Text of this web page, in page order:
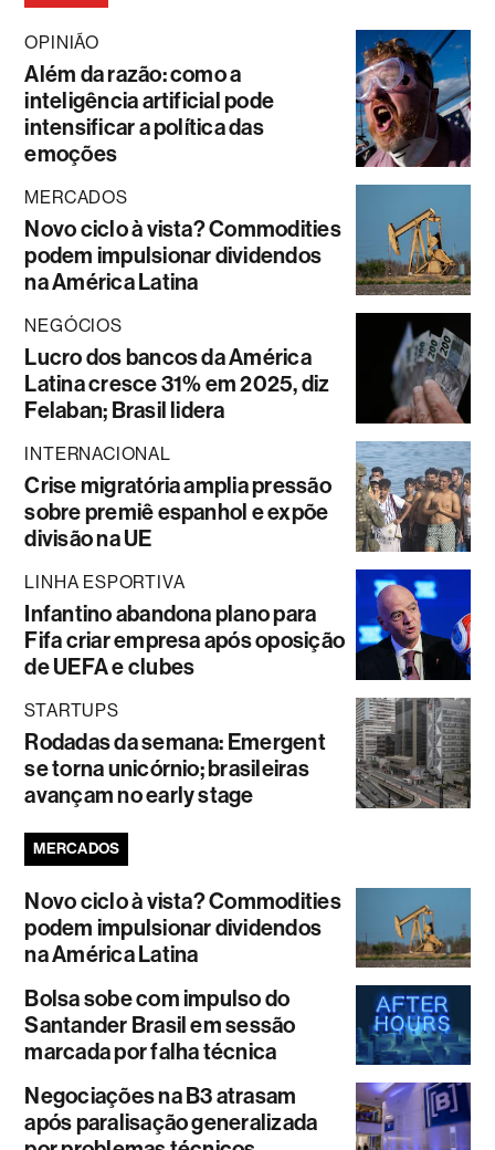
OPINIÃO
Além da razão: como a
inteligência artificial pode
intensificar a política das
emoções
MERCADOS
Novo ciclo à vista? Commodities
podem impulsionar dividendos
na América Latina
NEGÓCIOS
Lucro dos bancos da América
Latina cresce 31% em 2025, diz
Felaban; Brasil lidera
INTERNACIONAL
Crise migratória amplia pressão
sobre premiê espanhol e expõe
divisão na UE
LINHA ESPORTIVA
Infantino abandona plano para
Fifa criar empresa após oposição
de UEFA e clubes
STARTUPS
Rodadas da semana: Emergent
se torna unicórnio; brasileiras
avançam no early stage
MERCADOS
Novo ciclo à vista? Commodities
podem impulsionar dividendos
na América Latina
Bolsa sobe com impulso do
Santander Brasil em sessão
marcada por falha técnica
Negociações na B3 atrasam
após paralisação generalizada